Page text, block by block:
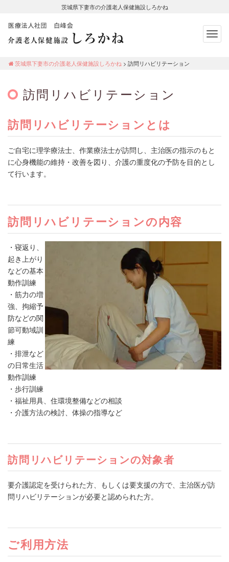
茨城県下妻市の介護老人保健施設しろかね
ろかね
茨城県下妻市の介護老人保健施設しろかね >訪問リハビリテーション
訪問リハビリテーション
訪問リハビリテーションとは
ご自宅に理学療法士、作業療法士が訪問し、主治医の指示のもと
に心身機能の維持・改善を図り、介護の重度化の予防を目的とし
て行います。
訪問リハビリテーションの内容
・寝返り、
起き上がり
などの基本
動作訓練
・筋力の増
強、拘縮予
防などの関
節可動域訓
練
・排泄など
の日常生活
動作訓練
・歩行訓練
・福祉用具、住環境整備などの相談
・介護方法の検討、体操の指導など
訪問リハビリテーションの対象者
要介護認定を受けられた方、もしくは要支援の方で、主治医が訪
問リハビリテーションが必要と認められた方。
ご利用方法